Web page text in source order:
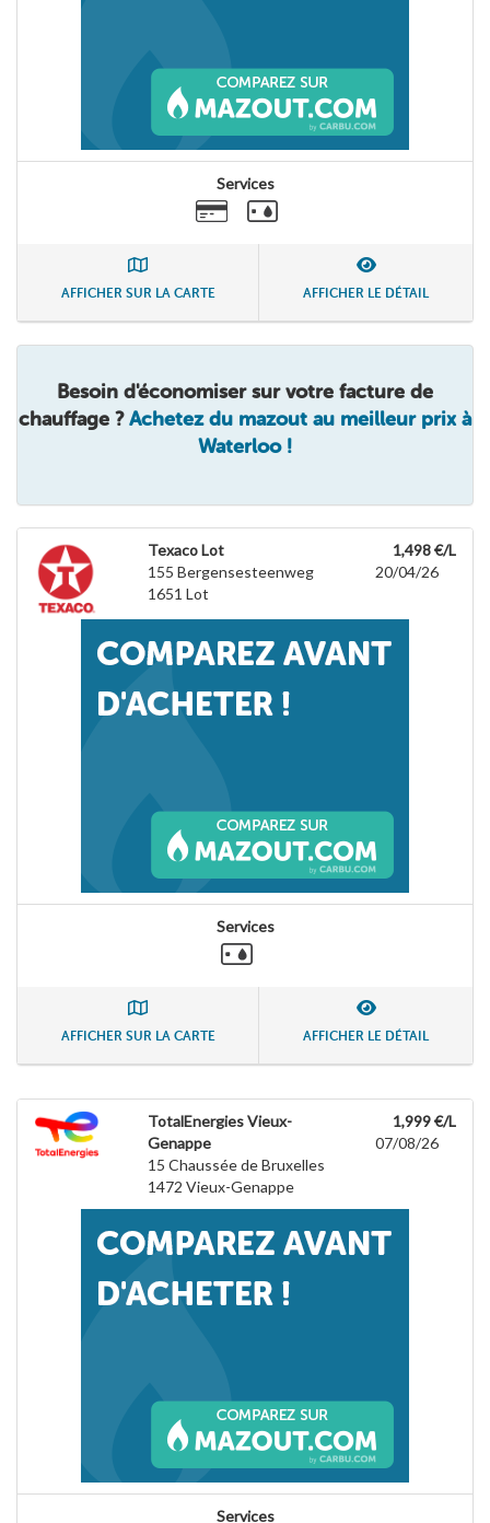
Services
AFFICHER SUR LA CARTE AFFICHER LE DÉTAIL
Besoin d'économiser sur votre facture de
chauffage ?Achetez du mazout au meilleur prix à
Waterloo !
Texaco Lot
155 Bergensesteenweg
1651 Lot
1,498 €/L
20/04/26
Services
AFFICHER SUR LA CARTE AFFICHER LE DÉTAIL
TotalEnergies Vieux-
Genappe
15 Chaussée de Bruxelles
1472 Vieux-Genappe
1,999 €/L
07/08/26
Services